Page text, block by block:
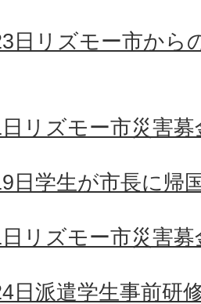
日リズモー市から
リズモー市災害
日学生が市長に帰
リズモー市災害
日派遣学生事前研